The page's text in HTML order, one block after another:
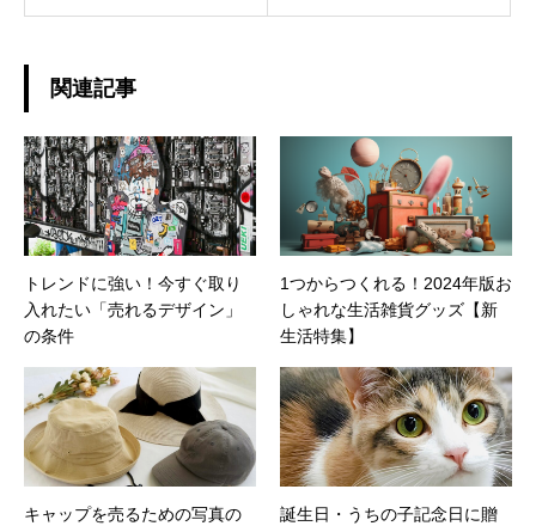
関連記事
トレンドに強い！今すぐ取り
入れたい「売れるデザイン」
の条件
1つからつくれる！2024年版お
しゃれな生活雑貨グッズ【新
生活特集】
キャップを売るための写真の
誕生日・うちの子記念日に贈